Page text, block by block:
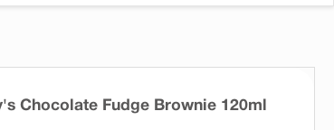
Chocolate Fudge Brownie 120ml